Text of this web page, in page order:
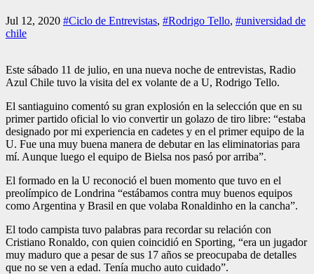
Jul 12, 2020 #Ciclo de Entrevistas, #Rodrigo Tello, #universidad de
chile
Este sábado 11 de julio, en una nueva noche de entrevistas, Radio
Azul Chile tuvo la visita del ex volante de a U, Rodrigo Tello.
El santiaguino comentó su gran explosión en la selección que en su
primer partido oficial lo vio convertir un golazo de tiro libre: “estaba
designado por mi experiencia en cadetes y en el primer equipo de la
U. Fue una muy buena manera de debutar en las eliminatorias para
mí. Aunque luego el equipo de Bielsa nos pasó por arriba”.
El formado en la U reconoció el buen momento que tuvo en el
preolímpico de Londrina “estábamos contra muy buenos equipos
como Argentina y Brasil en que volaba Ronaldinho en la cancha”.
El todo campista tuvo palabras para recordar su relación con
Cristiano Ronaldo, con quien coincidió en Sporting, “era un jugador
muy maduro que a pesar de sus 17 años se preocupaba de detalles
que no se ven a edad. Tenía mucho auto cuidado”.